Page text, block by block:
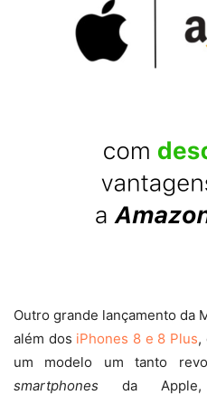
Outro grande lançamento da
além dos iPhones 8 e 8 Plus,
um modelo um tanto
smartphones da Apple,